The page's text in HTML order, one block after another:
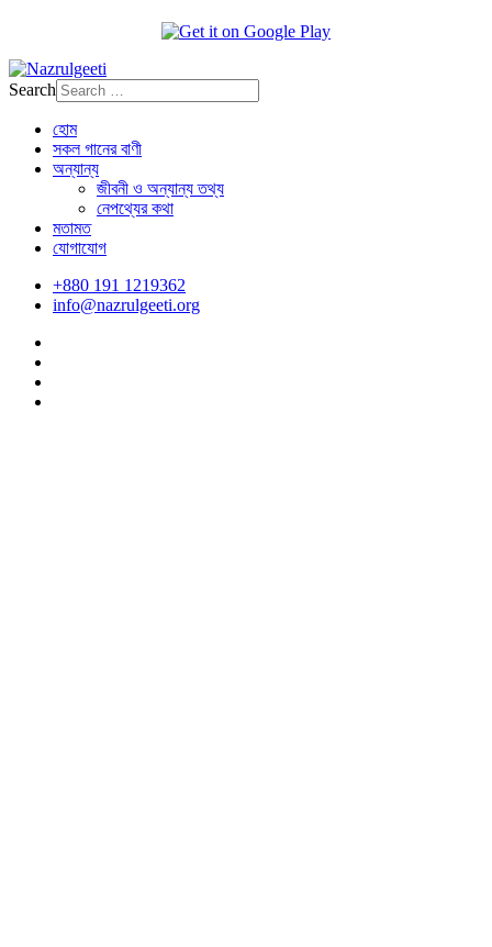
Search
হোম
সকল গানের বাণী
অন্যান্য
জীবনী ও অন্যান্য তথ্য
নেপথ্যের কথা
মতামত
যোগাযোগ
+880 191 1219362
info@nazrulgeeti.org